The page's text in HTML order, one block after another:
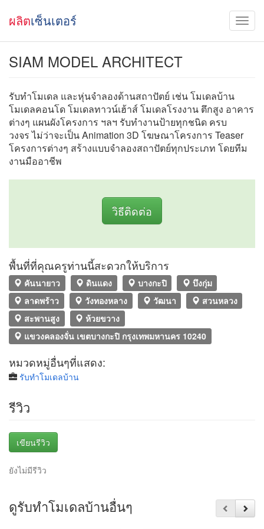
ผลิตเซ็นเตอร์
SIAM MODEL ARCHITECT
รับทำโมเดล และหุ่นจำลองด้านสถาปัตย์ เช่น โมเดลบ้าน
โมเดลคอนโด โมเดลทาวน์เฮ้าส์ โมเดลโรงงาน ตึกสูง อาคาร
ต่างๆ แผนผังโครงการ ฯลฯ รับทำงานป้ายทุกชนิด ครบ
วงจร ไม่ว่าจะเป็น Animation 3D โฆษณาโครงการ Teaser
โครงการต่างๆ สร้างแบบจำลองสถาปัตย์ทุกประเภท โดยทีม
งานมืออาชีพ
วิธีติดต่อ
พื้นที่ที่คุณครูท่านนี้สะดวกให้บริการ
คันนายาว ดินแดง บางกะปิ
บึงกุ่ม
ลาดพร้าว
วังทองหลาง วัฒนา
สวนหลวง
สะพานสูง
ห้วยขวาง
แขวงคลองจั่น เขตบางกะปิ กรุงเทพมหานคร 10240
หมวดหมู่อื่นๆที่แสดง:
รับทําโมเดลบ้าน
รีวิว
เขียนรีวิว
ยังไม่มีรีวิว
ดูรับทําโมเดลบ้านอื่นๆ